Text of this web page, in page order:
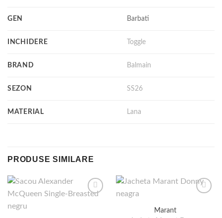
GEN Barbati
INCHIDERE Toggle
BRAND Balmain
SEZON SS26
MATERIAL Lana
PRODUSE SIMILARE
Marant